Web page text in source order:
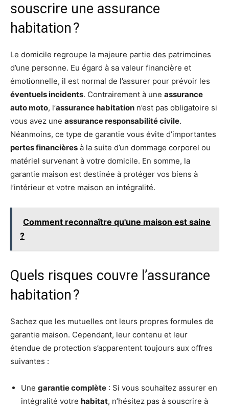
souscrire une assurance
habitation ?
Le domicile regroupe la majeure partie des patrimoines
d’une personne. Eu égard à sa valeur financière et
émotionnelle, il est normal de l’assurer pour prévoir les
éventuels incidents. Contrairement à une assurance
auto moto, l’assurance habitation n’est pas obligatoire si
vous avez une assurance responsabilité civile.
Néanmoins, ce type de garantie vous évite d’importantes
pertes financières à la suite d’un dommage corporel ou
matériel survenant à votre domicile. En somme, la
garantie maison est destinée à protéger vos biens à
l’intérieur et votre maison en intégralité.
Comment reconnaître qu'une maison est saine
?
Quels risques couvre l’assurance
habitation ?
Sachez que les mutuelles ont leurs propres formules de
garantie maison. Cependant, leur contenu et leur
étendue de protection s’apparentent toujours aux offres
suivantes :
Une garantie complète : Si vous souhaitez assurer en
intégralité votre habitat, n’hésitez pas à souscrire à